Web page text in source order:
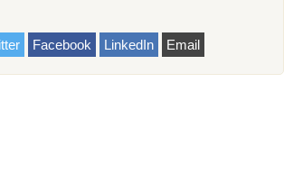
Facebook LinkedIn Email